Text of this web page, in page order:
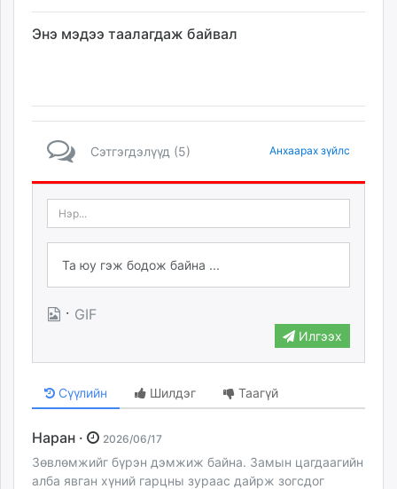
Энэ мэдээ таалагдаж байвал
Сэтгэгдэлүүд (5) Анхаарах зүйлс
· GIF
Илгээх
Сүүлийн Шилдэг Таагүй
Наран · 2026/06/17
Зөвлөмжийг бүрэн дэмжиж байна. Замын цагдаагийн
алба явган хүний гарцны зураас дайрж зогсдог